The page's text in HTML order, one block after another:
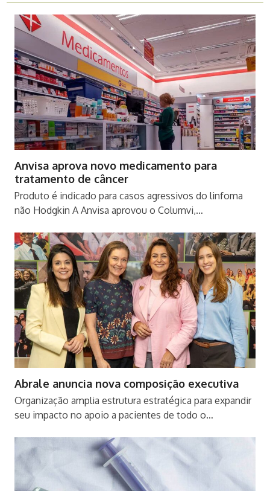
Anvisa aprova novo medicamento para
tratamento de câncer
Produto é indicado para casos agressivos do linfoma
não Hodgkin A Anvisa aprovou o Columvi,…
Abrale anuncia nova composição executiva
Organização amplia estrutura estratégica para expandir
seu impacto no apoio a pacientes de todo o…